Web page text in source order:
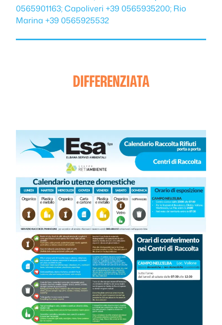
0565901163; Capoliveri +39 0565935200; Rio
Marina +39 0565925532
DIFFERENZIATA